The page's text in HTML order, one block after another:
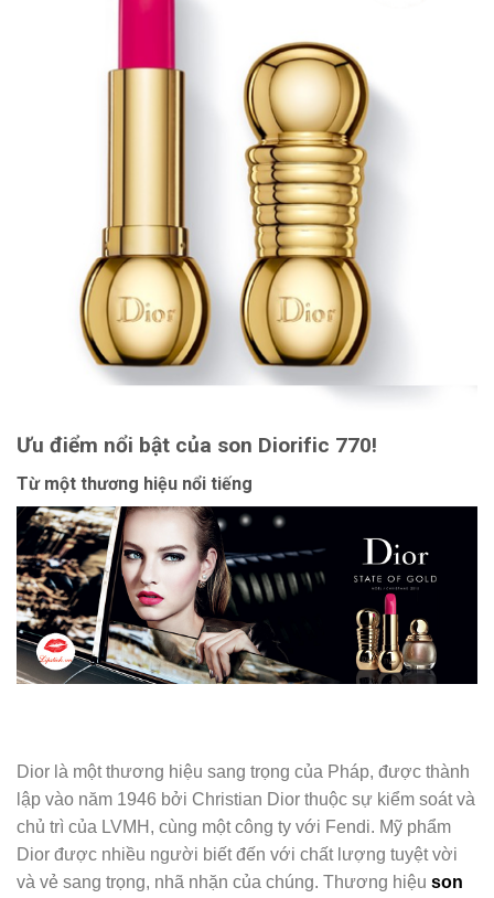
Ưu điểm nổi bật của son Diorific 770!
Từ một thương hiệu nổi tiếng
Dior là một thương hiệu sang trọng của Pháp, được thành
lập vào năm 1946 bởi Christian Dior thuộc sự kiểm soát và
chủ trì của LVMH, cùng một công ty với Fendi. Mỹ phẩm
Dior được nhiều người biết đến với chất lượng tuyệt vời
và vẻ sang trọng, nhã nhặn của chúng. Thương hiệu son